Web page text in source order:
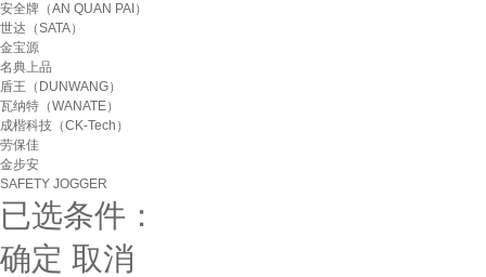
安全牌（AN QUAN PAI）
世达（SATA）
金宝源
名典上品
盾王（DUNWANG）
瓦纳特（WANATE）
成楷科技（CK-Tech）
劳保佳
金步安
SAFETY JOGGER
已选条件：
确定 取消